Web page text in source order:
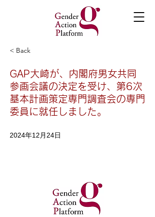
< Back
GAP大崎が、内閣府男女共同
参画会議の決定を受け、第6次
基本計画策定専門調査会の専門
委員に就任しました。
2024年12月24日